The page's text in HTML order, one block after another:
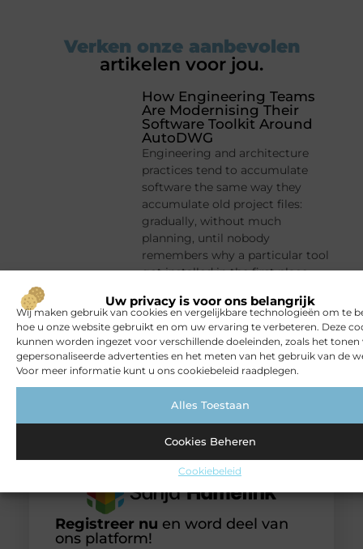
Uw privacy is voor ons belangrijk
Wij maken gebruik van cookies en vergelijkbare technologieën om te
hoe u onze website gebruikt en om uw ervaring te verbeteren. Deze
kunnen worden ingezet voor verschillende doeleinden, zoals het tonen
gepersonaliseerde advertenties en het meten van het gebruik van de
Voor meer informatie kunt u ons cookiebeleid raadplegen.
Alles Toestaan
Cookies Beheren
Cookiebeleid
Verken onze aanbevolen
artikelen voor jou.
How Engineering Teams
Are Modernising Their
Software Toolkit Around
AutoDWG
Engineering and architecture
practices tend to accumulate
software the same way they
accumulate old project files:
gradually, without much
planning, until nobody
remembers why a particular tool
got installed in the first place.
Registreer nu en word deel van
ons platform!